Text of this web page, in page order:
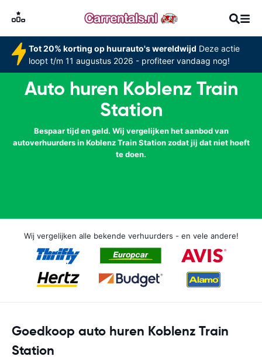
Tot 20% korting op huurauto's wereldwijd Deze actie
loopt t/m 11 augustus 2026 - profiteer vandaag nog!
Auto huren Koblenz Train
Station
Bespaar tijd en geld. Wij vergelijken het aanbod van
autoverhuurders in Koblenz Train Station zodat jij dat niet hoeft
te doen.
Wij vergelijken alle bekende verhuurders - en vele andere!
Goedkoop auto huren Koblenz Train
Station